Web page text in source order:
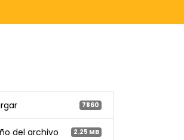
7860
del archivo 2.25 MB